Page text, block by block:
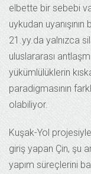
elbette bir sebebi
uykudan
21.yy.da yalnızca
uluslararası
yükümlülüklerin
paradigmasının
olabiliyor.
Kuşak-Yol
giriş yapan Çin, şu
yapım süreçlerini